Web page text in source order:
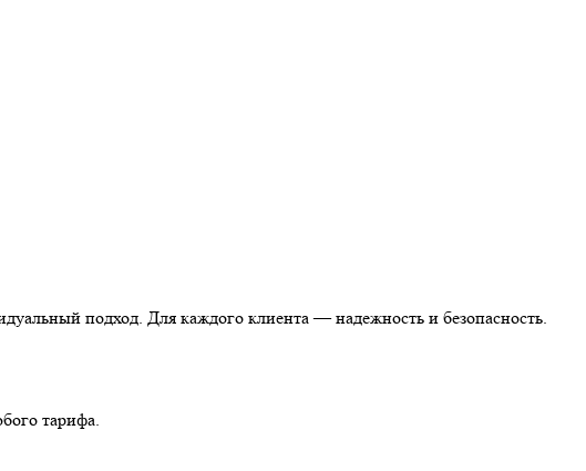
подход. Для каждого клиента — надежность и безопасность.
тарифа.